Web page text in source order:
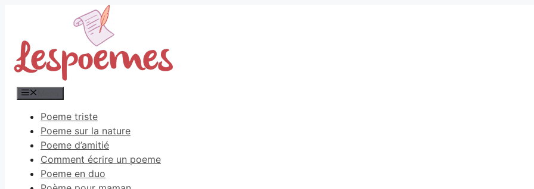
contenu
Poeme triste
Poeme sur la nature
Poeme d’amitié
Comment écrire un poeme
Poeme en duo